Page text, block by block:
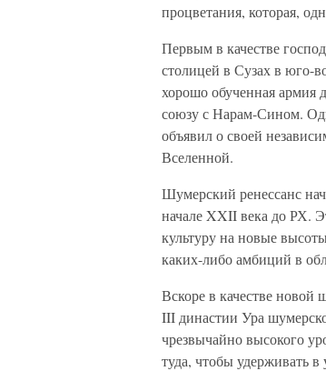
процветания, которая,
Первым в качестве
столицей в Сузах в юго-
хорошо обученная армия
союзу с Нарам-Сином.
объявил о своей
Вселенной.
Шумерский ренессанс
начале XXII века до РХ.
культуру на новые
каких-либо амбиций в
Вскоре в качестве
III династии Ура
чрезвычайно высокого
туда, чтобы удерживать